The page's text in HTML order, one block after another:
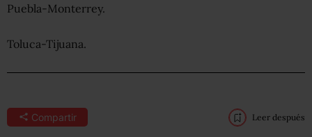
Puebla-Monterrey.
Toluca-Tijuana.
Compartir Leer después